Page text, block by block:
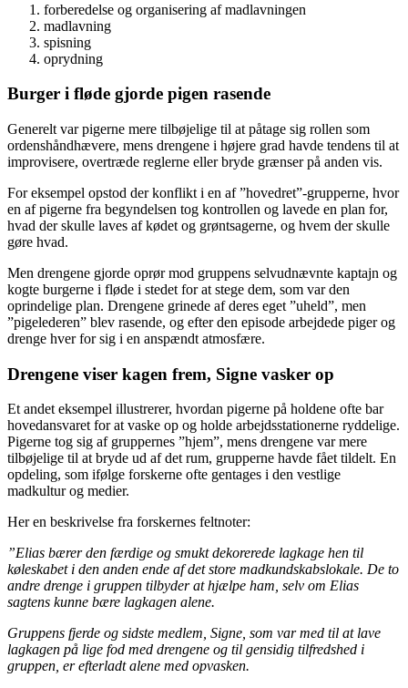
forberedelse og organisering af madlavningen
madlavning
spisning
oprydning
Burger i fløde gjorde pigen rasende
Generelt var pigerne mere tilbøjelige til at påtage sig rollen som
ordenshåndhævere, mens drengene i højere grad havde tendens til at
improvisere, overtræde reglerne eller bryde grænser på anden vis.
For eksempel opstod der konflikt i en af ”hovedret”-grupperne, hvor
en af pigerne fra begyndelsen tog kontrollen og lavede en plan for,
hvad der skulle laves af kødet og grøntsagerne, og hvem der skulle
gøre hvad.
Men drengene gjorde oprør mod gruppens selvudnævnte kaptajn og
kogte burgerne i fløde i stedet for at stege dem, som var den
oprindelige plan. Drengene grinede af deres eget ”uheld”, men
”pigelederen” blev rasende, og efter den episode arbejdede piger og
drenge hver for sig i en anspændt atmosfære.
Drengene viser kagen frem, Signe vasker op
Et andet eksempel illustrerer, hvordan pigerne på holdene ofte bar
hovedansvaret for at vaske op og holde arbejdsstationerne ryddelige.
Pigerne tog sig af gruppernes ”hjem”, mens drengene var mere
tilbøjelige til at bryde ud af det rum, grupperne havde fået tildelt. En
opdeling, som ifølge forskerne ofte gentages i den vestlige
madkultur og medier.
Her en beskrivelse fra forskernes feltnoter:
”Elias bærer den færdige og smukt dekorerede lagkage hen til
køleskabet i den anden ende af det store madkundskabslokale. De to
andre drenge i gruppen tilbyder at hjælpe ham, selv om Elias
sagtens kunne bære lagkagen alene.
Gruppens fjerde og sidste medlem, Signe, som var med til at lave
lagkagen på lige fod med drengene og til gensidig tilfredshed i
gruppen, er efterladt alene med opvasken.